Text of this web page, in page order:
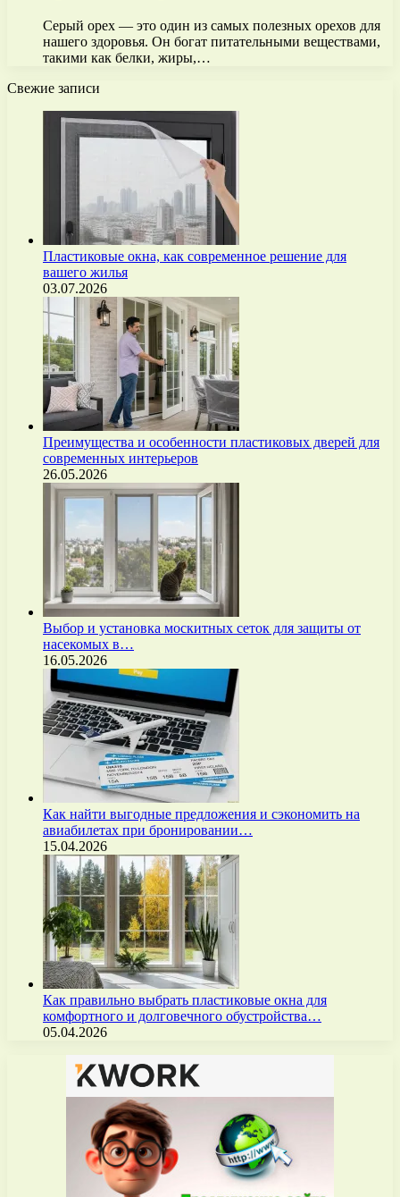
Серый орех — это один из самых полезных орехов для
нашего здоровья. Он богат питательными веществами,
такими как белки, жиры,…
Свежие записи
Пластиковые окна, как современное решение для
вашего жилья
03.07.2026
Преимущества и особенности пластиковых дверей для
современных интерьеров
26.05.2026
Выбор и установка москитных сеток для защиты от
насекомых в…
16.05.2026
Как найти выгодные предложения и сэкономить на
авиабилетах при бронировании…
15.04.2026
Как правильно выбрать пластиковые окна для
комфортного и долговечного обустройства…
05.04.2026